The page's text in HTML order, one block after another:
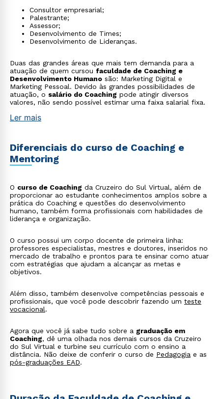
Consultor empresarial;
Palestrante;
Assessor;
Desenvolvimento de Times;
Desenvolvimento de Lideranças.
Duas das grandes áreas que mais tem demanda para a
atuação de quem cursou faculdade de Coaching e
Desenvolvimento Humano são: Marketing Digital e
Marketing Pessoal. Devido às grandes possibilidades de
atuação, o salário do Coaching pode atingir diversos
valores, não sendo possível estimar uma faixa salarial fixa.
Ler mais
Diferenciais do curso de Coaching e
Mentoring
O curso de Coaching da Cruzeiro do Sul Virtual, além de
proporcionar ao estudante conhecimentos amplos sobre a
prática do Coaching e questões do desenvolvimento
humano, também forma profissionais com habilidades de
liderança e organização.
O curso possui um corpo docente de primeira linha:
professores especialistas, mestres e doutores, inseridos no
mercado de trabalho e prontos para te ensinar como atuar
com estratégias que ajudam a alcançar as metas e
objetivos.
Além disso, também desenvolve competências pessoais e
profissionais, que você pode descobrir fazendo um teste
vocacional.
Agora que você já sabe tudo sobre a graduação em
Coaching, dê uma olhada nos demais cursos da Cruzeiro
do Sul Virtual e turbine seu currículo com o ensino a
distância. Não deixe de conferir o curso de Pedagogia e as
pós-graduações EAD.